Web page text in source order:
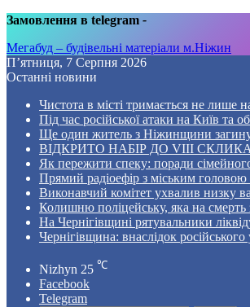
Замовлення в telegram -
Мегабуд – будівельні матеріали м.Ніжин
П’ятниця, 7 Серпня 2026
Останні новини
Чистота в місті тримається не лише
Під час російської атаки на Київ та
Ще один житель з Ніжинщини загинув
ВІДКРИТО НАБІР ДО VIII
Як пережити спеку: поради
Прямий радіоефір з міським
Виконавчий комітет ухвалив низку
Колишню поліцейську, яка на смерть
На Чернігівщині рятувальники
Чернігівщина: внаслідок
Nizhyn 25 ℃
Facebook
Telegram